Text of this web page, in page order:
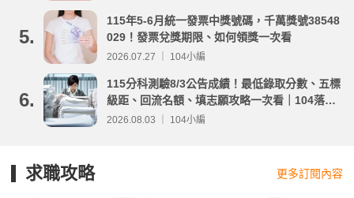
5.
115年5-6月統一發票中獎號碼，千萬獎號38548
029！發票兌獎期限、如何領獎一次看
2026.07.27 ｜ 104小編
6.
115分科測驗8/3公告成績！最低錄取分數、五標
級距、回流名額、填志願攻略一次看｜104落點
分析
2026.08.03 ｜ 104小編
求職攻略 更多訂閱內容